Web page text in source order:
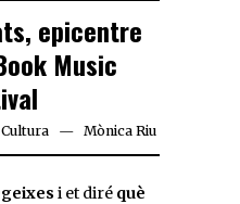
epicentre
Music
Cultura Mònica Riu
i et diré què